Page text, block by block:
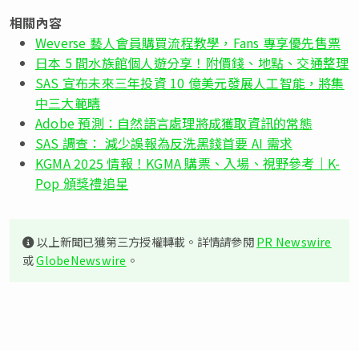
相關內容
Weverse 藝人會員購買流程教學，Fans 專享優先售票
日本 5 間水族館個人遊分享！附價錢、地點、交通整理
SAS 宣布未來三年投資 10 億美元發展人工智能，將集
中三大範疇
Adobe 預測：自然語言處理將成獲取資訊的常態
SAS 調查： 減少誤報為反洗黑錢首要 AI 需求
KGMA 2025 情報！KGMA 購票、入場、視野參考｜K-
Pop 頒獎禮追星
以上新聞已獲第三方授權轉載。詳情請參閱PR Newswire
或GlobeNewswire 。